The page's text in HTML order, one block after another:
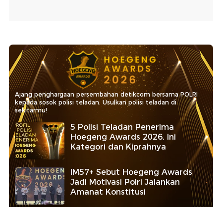
Ajang penghargaan persembahan detikcom bersama POLRI
kepada sosok polisi teladan. Usulkan polisi teladan di
sekitarmu!
5 Polisi Teladan Penerima
Hoegeng Awards 2026, Ini
Kategori dan Kiprahnya
IM57+ Sebut Hoegeng Awards
Jadi Motivasi Polri Jalankan
Amanat Konstitusi